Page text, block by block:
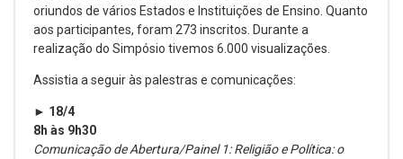
oriundos de vários Estados e Instituições de Ensino. Quanto
aos participantes, foram 273 inscritos. Durante a
realização do Simpósio tivemos 6.000 visualizações.
Assistia a seguir às palestras e comunicações:
► 18/4
8h às 9h30
Comunicação de Abertura/Painel 1: Religião e Política: o